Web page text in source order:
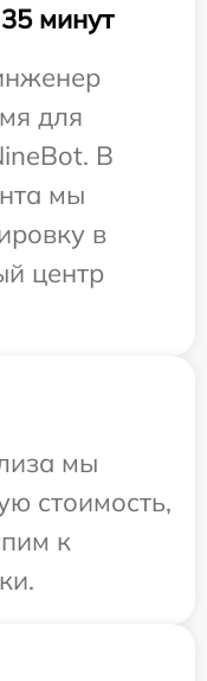
минут
для
В
мы
в
центр
мы
стоимость,
к